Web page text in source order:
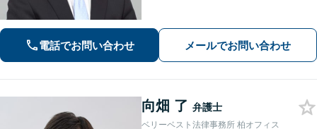
電話でお問い合わせ メールでお問い合わせ
向畑 了 弁護士
ベリーベスト法律事務所 柏オフィス